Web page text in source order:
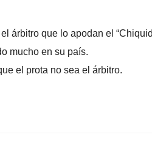
árbitro que lo apodan el
mucho en su país.
el prota no sea el árbitro.